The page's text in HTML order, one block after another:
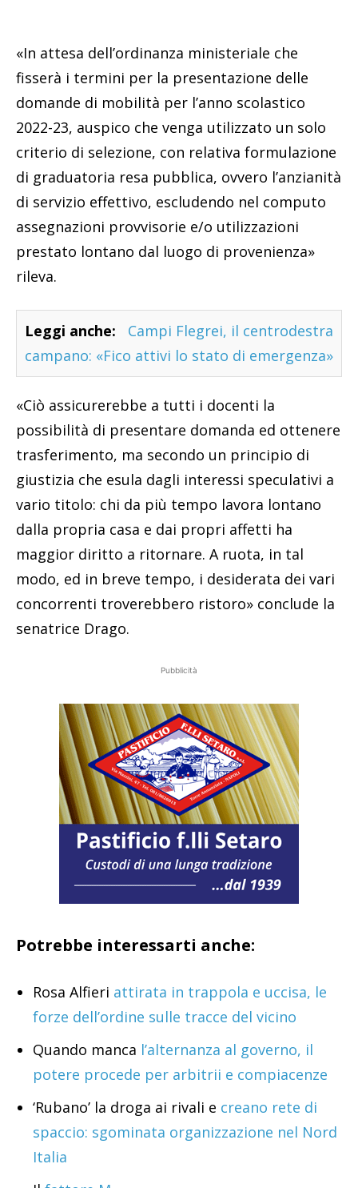
«In attesa dell’ordinanza ministeriale che
fisserà i termini per la presentazione delle
domande di mobilità per l’anno scolastico
2022-23, auspico che venga utilizzato un solo
criterio di selezione, con relativa formulazione
di graduatoria resa pubblica, ovvero l’anzianità
di servizio effettivo, escludendo nel computo
assegnazioni provvisorie e/o utilizzazioni
prestato lontano dal luogo di provenienza»
rileva.
Leggi anche:
Campi Flegrei, il centrodestra
campano: «Fico attivi lo stato di emergenza»
«Ciò assicurerebbe a tutti i docenti la
possibilità di presentare domanda ed ottenere
trasferimento, ma secondo un principio di
giustizia che esula dagli interessi speculativi a
vario titolo: chi da più tempo lavora lontano
dalla propria casa e dai propri affetti ha
maggior diritto a ritornare. A ruota, in tal
modo, ed in breve tempo, i desiderata dei vari
concorrenti troverebbero ristoro» conclude la
senatrice Drago.
Pubblicità
Potrebbe interessarti anche:
Rosa Alfieri attirata in trappola e uccisa, le
forze dell’ordine sulle tracce del vicino
Quando manca l’alternanza al governo, il
potere procede per arbitrii e compiacenze
‘Rubano’ la droga ai rivali e creano rete di
spaccio: sgominata organizzazione nel Nord
Italia